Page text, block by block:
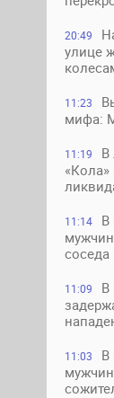
20:49
улице
11:23
мифа:
11:19
В
11:14
В
соседа
11:09
В
11:03
В